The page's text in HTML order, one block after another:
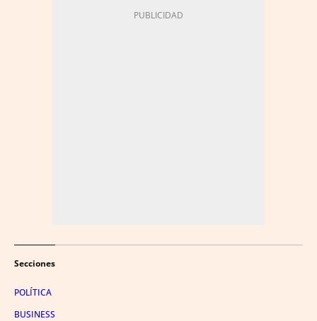
Secciones
POLÍTICA
BUSINESS